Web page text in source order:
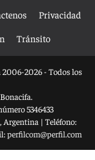
Privacidad
Tránsito
2006-2026 - Todos los
5346433
Argentina | Teléfono:
perfilcom@perfil.com